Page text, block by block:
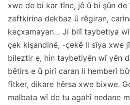
xwe de bi kar tîne, jê û bi şûn de
zeftkirina dekbaz û rêgiran,
keçxamayan… Ji bilî taybetiya
çek kişandinê, -çekê li sîya xwe
bileztir e, hin taybetiyên wî yên
bêtirs e û pirî caran li hemberî
fîtker, dikare hêrsa xwe bixwe.
malbata wî de tu agahî nedane